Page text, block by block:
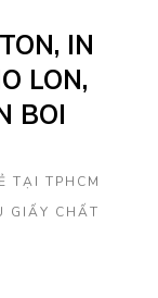
IN
LON,
BOI
TẠI TPHCM
GIẤY CHẤT